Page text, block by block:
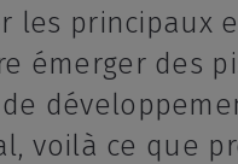
les principaux
émerger des
voilà ce que